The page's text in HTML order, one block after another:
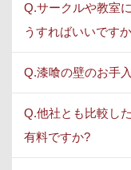
Q.サークルや教室
うすればいいです
Q.漆喰の壁のお手
Q.他社とも比較し
有料ですか?